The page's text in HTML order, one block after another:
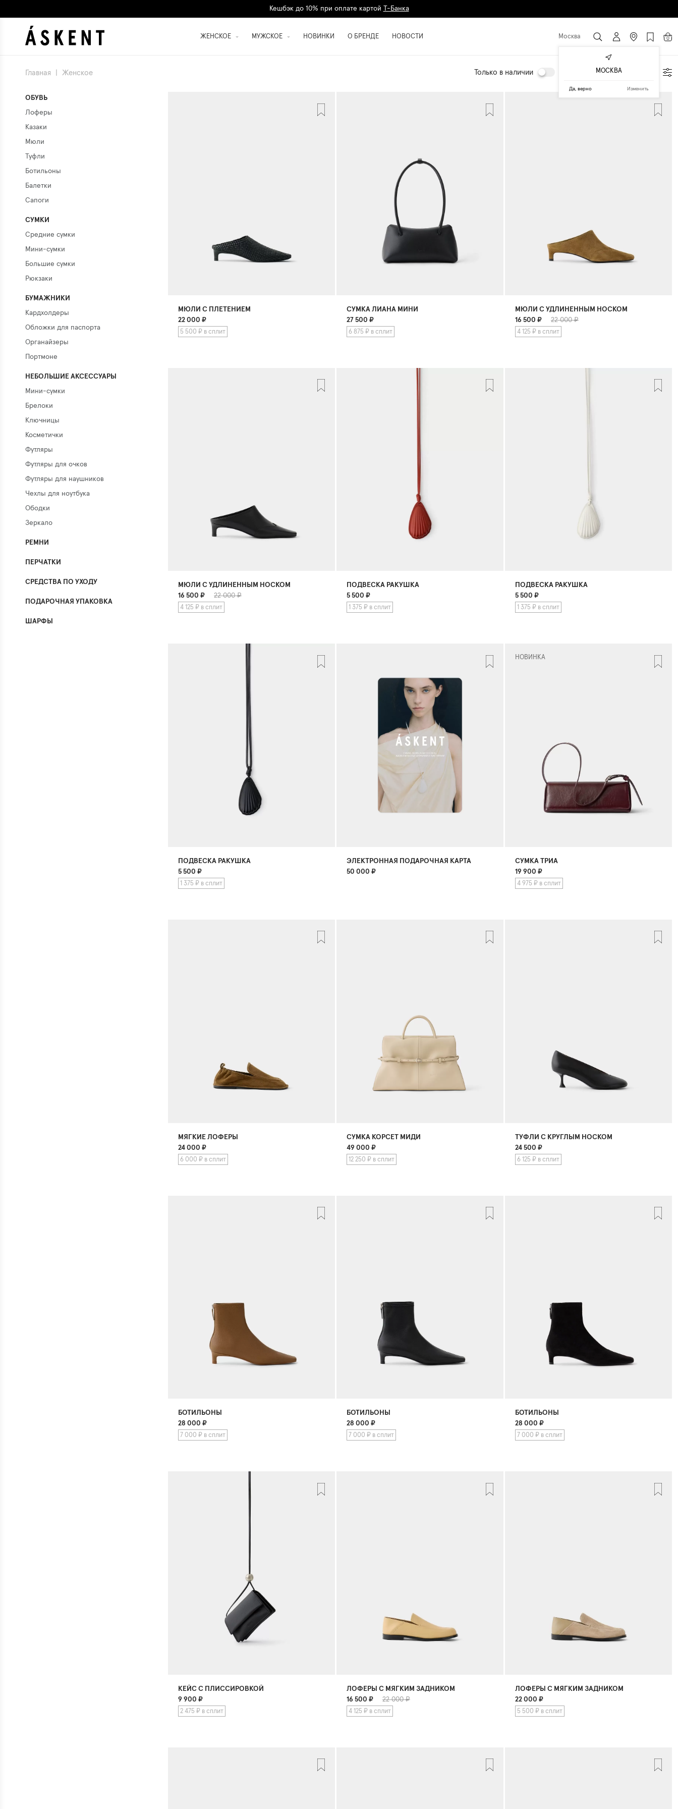
Кешбэк до 10% при оплате картой Т-Банка
ЖЕНСКОЕ МУЖСКОЕ НОВИНКИ О БРЕНДЕ НОВОСТИ Москва 0
Главная Женское Только в наличии Подбор по параметрам
ОБУВЬ
Лоферы
Казаки
Мюли
Туфли
Ботильоны
Балетки
Сапоги
СУМКИ
Средние сумки
Мини-сумки
Большие сумки
Рюкзаки
БУМАЖНИКИ
Кардхолдеры
Обложки для паспорта
Органайзеры
Портмоне
НЕБОЛЬШИЕ АКСЕССУАРЫ
Мини-сумки
Брелоки
Ключницы
Косметички
Футляры
Футляры для очков
Футляры для наушников
Чехлы для ноутбука
Ободки
Зеркало
РЕМНИ
ПЕРЧАТКИ
СРЕДСТВА ПО УХОДУ
ПОДАРОЧНАЯ УПАКОВКА
ШАРФЫ
МЮЛИ С ПЛЕТЕНИЕМ
22 000 ₽
5 500 ₽ в сплит
СУМКА ЛИАНА МИНИ
27 500 ₽
6 875 ₽ в сплит
МЮЛИ С УДЛИНЕННЫМ НОСКОМ
16 500 ₽ 22 000 ₽
4 125 ₽ в сплит
МЮЛИ С УДЛИНЕННЫМ НОСКОМ
16 500 ₽ 22 000 ₽
4 125 ₽ в сплит
ПОДВЕСКА РАКУШКА
5 500 ₽
1 375 ₽ в сплит
ПОДВЕСКА РАКУШКА
5 500 ₽
1 375 ₽ в сплит
ПОДВЕСКА РАКУШКА
5 500 ₽
1 375 ₽ в сплит
ЭЛЕКТРОННАЯ ПОДАРОЧНАЯ КАРТА
50 000 ₽
НОВИНКА
СУМКА ТРИА
19 900 ₽
4 975 ₽ в сплит
МЯГКИЕ ЛОФЕРЫ
24 000 ₽
6 000 ₽ в сплит
СУМКА КОРСЕТ МИДИ
49 000 ₽
12 250 ₽ в сплит
ТУФЛИ С КРУГЛЫМ НОСКОМ
24 500 ₽
6 125 ₽ в сплит
БОТИЛЬОНЫ
28 000 ₽
7 000 ₽ в сплит
БОТИЛЬОНЫ
28 000 ₽
7 000 ₽ в сплит
БОТИЛЬОНЫ
28 000 ₽
7 000 ₽ в сплит
КЕЙС С ПЛИССИРОВКОЙ
9 900 ₽
2 475 ₽ в сплит
ЛОФЕРЫ С МЯГКИМ ЗАДНИКОМ
16 500 ₽ 22 000 ₽
4 125 ₽ в сплит
ЛОФЕРЫ С МЯГКИМ ЗАДНИКОМ
22 000 ₽
5 500 ₽ в сплит
МОСКВА
Да, верно Изменить